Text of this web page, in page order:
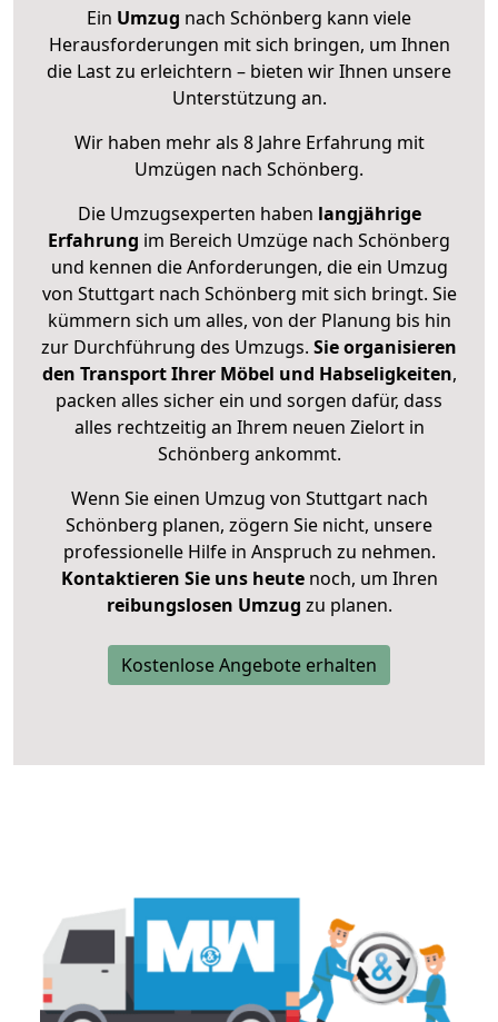
Ein Umzug nach Schönberg kann viele
Herausforderungen mit sich bringen, um Ihnen
die Last zu erleichtern – bieten wir Ihnen unsere
Unterstützung an.
Wir haben mehr als 8 Jahre Erfahrung mit
Umzügen nach Schönberg.
Die Umzugsexperten haben langjährige
Erfahrung im Bereich Umzüge nach Schönberg
und kennen die Anforderungen, die ein Umzug
von Stuttgart nach Schönberg mit sich bringt. Sie
kümmern sich um alles, von der Planung bis hin
zur Durchführung des Umzugs. Sie organisieren
den Transport Ihrer Möbel und Habseligkeiten,
packen alles sicher ein und sorgen dafür, dass
alles rechtzeitig an Ihrem neuen Zielort in
Schönberg ankommt.
Wenn Sie einen Umzug von Stuttgart nach
Schönberg planen, zögern Sie nicht, unsere
professionelle Hilfe in Anspruch zu nehmen.
Kontaktieren Sie uns heutenoch, um Ihren
reibungslosen Umzug zu planen.
Kostenlose Angebote erhalten